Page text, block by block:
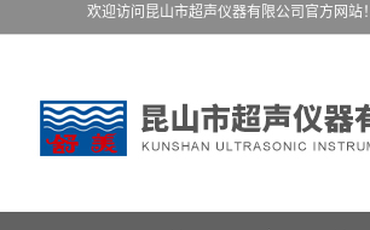
欢迎访问昆山市超声仪器有限公司官方网站！